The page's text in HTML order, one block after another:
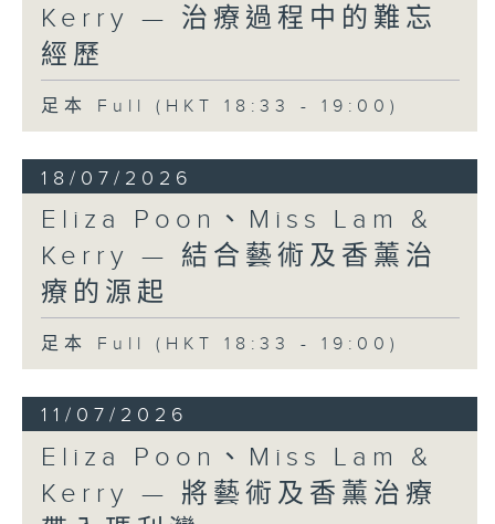
Kerry — 治療過程中的難忘
經歷
足本 Full (HKT 18:33 - 19:00)
18/07/2026
Eliza Poon、Miss Lam &
Kerry — 結合藝術及香薰治
療的源起
足本 Full (HKT 18:33 - 19:00)
11/07/2026
Eliza Poon、Miss Lam &
Kerry — 將藝術及香薰治療